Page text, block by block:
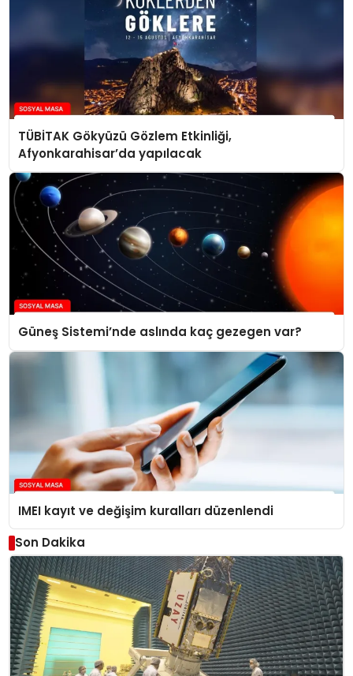
TÜBİTAK Gökyüzü Gözlem Etkinliği,
Afyonkarahisar’da yapılacak
Güneş Sistemi’nde aslında kaç gezegen var?
IMEI kayıt ve değişim kuralları düzenlendi
Son Dakika